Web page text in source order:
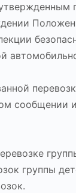
сообщении
группы